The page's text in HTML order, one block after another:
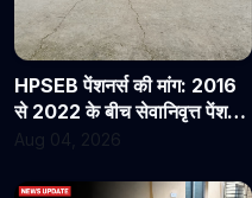
HPSEB पेंशनर्स की मांग: 2016
से 2022 के बीच सेवानिवृत्त पेंशनरों
के सभी देय लाभ तुरंत जारी किए
Aug 04, 2026